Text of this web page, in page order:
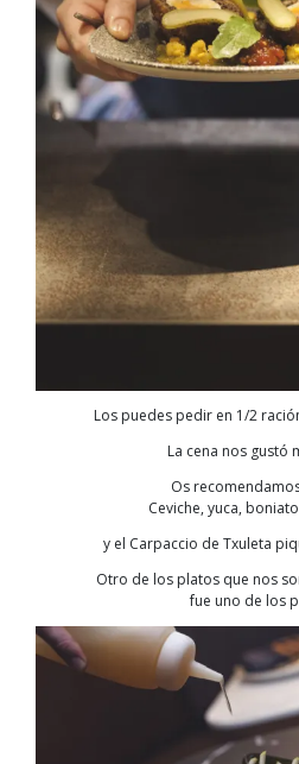
Los puedes pedir en 1/2
La cena nos gustó
Os
Ceviche, yuca,
y el Carpaccio de Txuleta
Otro de los platos que nos
fue uno de los